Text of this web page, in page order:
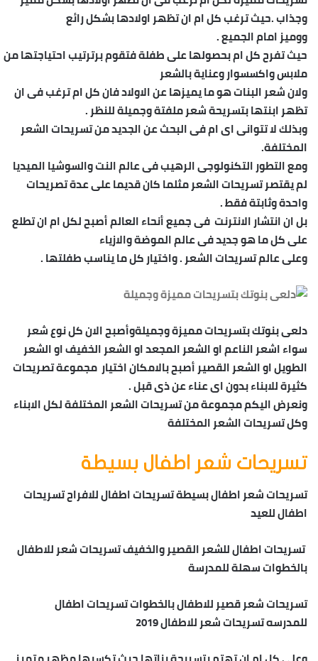
وجذاب .حيث ترغب كل ام ان تظهر اولادها بشكل رائع
ووميز امام الجميع .
حيث تفرح كل ام بحصولها على طفلة فتقوم برترتيب احتياجتها من
ملابس واكسسوار وعناية بالشعر
ولان شعر البنات هو ما يميزها عن الاولاد فان كل ام ترغب فى ان
تظهر ابنتها بتسريحة شعر ملفتة وجميلة للنظر .
وبذلك لا تتوانى اى ام فى البحث عن الجديد من تسريحات الشعر
المختلفة.
ومع التطور التكنولوجى الرهيب فى عالم النت والسوشيا الميديا
لم يقتصر تسريحات الشعر مثلما كان قديما على عدة تصريحات
واحدة وثابتة فقط .
بل ان انتشار الانترنت فى جميع أنحاء العالم أصبح لكل ام ان تطلع
على كل ما هو جديد فى عالم الموضة والازياء
وعلى عالم تسريحات الشعر . واختيار كل ما يناسب طفلتها .
دلعى بنوتك بتسريحات مميزة وجميلةوأصبح الان كل نوع شعر
سواء اشعر الناعم او الشعر المجعد او الشعر الخفيف او الشعر
الطويل او الشعر القصير أصبح بالامكان اختيار مجموعة تصريحات
كثيرة للابناء بدون اى عناء عن ذى قبل .
ونعرض اليكم مجموعة من تسريحات الشعر المختلفة لكل الابناء
وكل تسريحات الشعر المختلفة
تسريحات شعر اطفال بسيطة
تسريحات شعر اطفال بسيطة تسريحات اطفال للافراح تسريحات
اطفال للعيد
تسريحات اطفال للشعر القصير والخفيف تسريحات شعر للاطفال
بالخطوات سهلة للمدرسة
تسريحات شعر قصير للاطفال بالخطوات تسريحات اطفال
للمدرسه تسريحات شعر للاطفال 2019